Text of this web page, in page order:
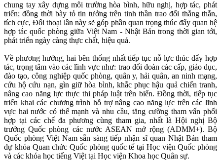
chung tay xây dựng môi trường hòa bình, hữu nghị, hợp tác, phát
triển; đồng thời bày tỏ tin tưởng trên tinh thần trao đổi thẳng thắn,
tích cực, Đối thoại lần này sẽ góp phần quan trọng thúc đẩy quan hệ
hợp tác quốc phòng giữa Việt Nam - Nhật Bản trong thời gian tới,
phát triển ngày càng thực chất, hiệu quả.
Về phương hướng, hai bên thống nhất tiếp tục nỗ lực thúc đẩy hợp
tác, trọng tâm vào các lĩnh vực như: trao đổi đoàn các cấp, giáo dục,
đào tạo, công nghiệp quốc phòng, quân y, hải quân, an ninh mạng,
cứu hộ cứu nạn, gìn giữ hòa bình, khắc phục hậu quả chiến tranh,
nâng cao năng lực thực thi pháp luật trên biển. Đồng thời, tiếp tục
triển khai các chương trình hỗ trợ nâng cao năng lực trên các lĩnh
vực hai nước có thế mạnh và nhu cầu, tăng cường tham vấn phối
hợp tại các chế đa phương cùng tham gia, nhất là Hội nghị Bộ
trưởng Quốc phòng các nước ASEAN mở rộng (ADMM+). Bộ
Quốc phòng Việt Nam sẵn sàng tiếp nhận sĩ quan Nhật Bản tham
dự khóa Quan chức Quốc phòng quốc tế tại Học viện Quốc phòng
và các khóa học tiếng Việt tại Học viện Khoa học Quân sự.